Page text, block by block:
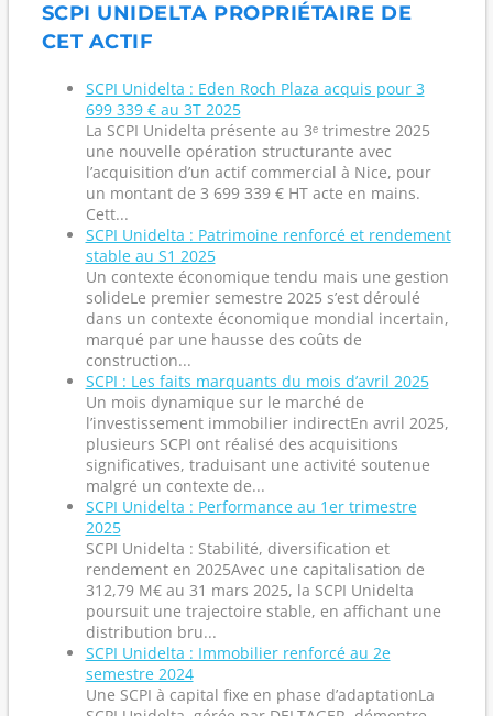
SCPI UNIDELTA PROPRIÉTAIRE DE
CET ACTIF
SCPI Unidelta : Eden Roch Plaza acquis pour 3
699 339 € au 3T 2025
La SCPI Unidelta présente au 3ᵉ trimestre 2025
une nouvelle opération structurante avec
l’acquisition d’un actif commercial à Nice, pour
un montant de 3 699 339 € HT acte en mains.
Cett...
SCPI Unidelta : Patrimoine renforcé et rendement
stable au S1 2025
Un contexte économique tendu mais une gestion
solideLe premier semestre 2025 s’est déroulé
dans un contexte économique mondial incertain,
marqué par une hausse des coûts de
construction...
SCPI : Les faits marquants du mois d’avril 2025
Un mois dynamique sur le marché de
l’investissement immobilier indirectEn avril 2025,
plusieurs SCPI ont réalisé des acquisitions
significatives, traduisant une activité soutenue
malgré un contexte de...
SCPI Unidelta : Performance au 1er trimestre
2025
SCPI Unidelta : Stabilité, diversification et
rendement en 2025Avec une capitalisation de
312,79 M€ au 31 mars 2025, la SCPI Unidelta
poursuit une trajectoire stable, en affichant une
distribution bru...
SCPI Unidelta : Immobilier renforcé au 2e
semestre 2024
Une SCPI à capital fixe en phase d’adaptationLa